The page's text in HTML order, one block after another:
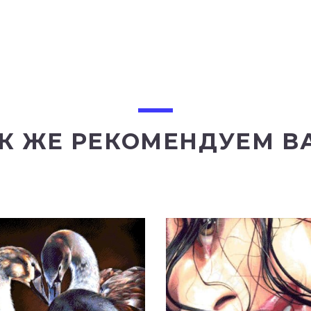
ЖЕ РЕКОМЕНДУЕМ